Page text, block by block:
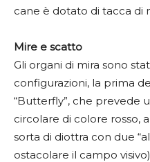
cane è dotato di tacca di
Mire e scatto
Gli organi di mira sono
configurazioni, la prima
“Butterfly”, che prevede
circolare di colore rosso,
sorta di diottra con due
ostacolare il campo